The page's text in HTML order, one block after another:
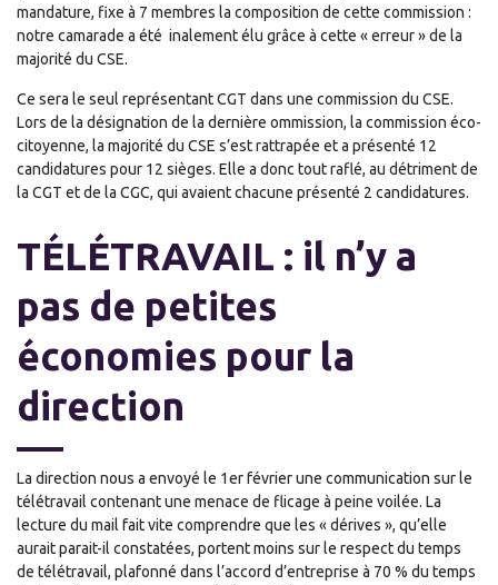
mandature, fixe à 7 membres la composition de cette commission :
notre camarade a été inalement élu grâce à cette « erreur » de la
majorité du CSE.
Ce sera le seul représentant CGT dans une commission du CSE.
Lors de la désignation de la dernière ommission, la commission éco-
citoyenne, la majorité du CSE s’est rattrapée et a présenté 12
candidatures pour 12 sièges. Elle a donc tout raflé, au détriment de
la CGT et de la CGC, qui avaient chacune présenté 2 candidatures.
TÉLÉTRAVAIL : il n’y a
pas de petites
économies pour la
direction
La direction nous a envoyé le 1er février une communication sur le
télétravail contenant une menace de flicage à peine voilée. La
lecture du mail fait vite comprendre que les « dérives », qu’elle
aurait parait-il constatées, portent moins sur le respect du temps
de télétravail, plafonné dans l’accord d’entreprise à 70 % du temps